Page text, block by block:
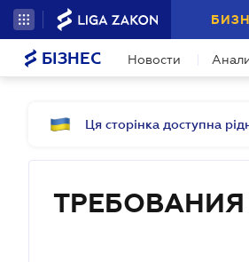
БІЗНЕС Новости
Ця сторінка доступна